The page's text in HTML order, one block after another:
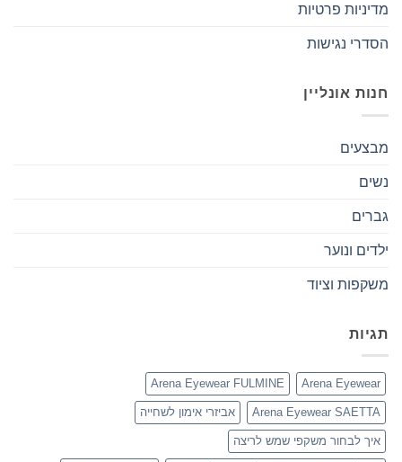
מדיניות פרטיות
הסדרי נגישות
חנות אונליין
מבצעים
נשים
גברים
ילדים ונוער
משקפות וציוד
תגיות
Arena Eyewear
Arena Eyewear FULMINE
Arena Eyewear SAETTA אביזרי אימון לשחייה
איך לבחור משקפי שמש לריצה